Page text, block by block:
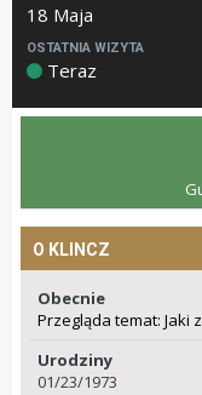
18 Maja
OSTATNIA WIZYTA
Teraz
O KLINCZ
Obecnie
Przegląda temat: Jaki
Urodziny
01/23/1973